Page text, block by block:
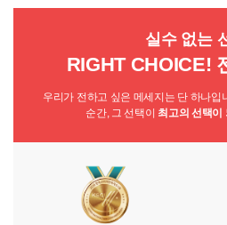
실수 없는
RIGHT CHOICE!
우리가 전하고 싶은 메세지는 단 하나입
순간, 그 선택이 최고의 선택이